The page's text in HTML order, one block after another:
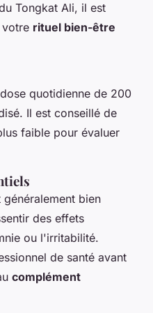
Tongkat Ali, il est
rituel bien-être
quotidienne de 200
Il est conseillé de
faible pour évaluer
bien
des effets
ou l'irritabilité.
de santé avant
complément